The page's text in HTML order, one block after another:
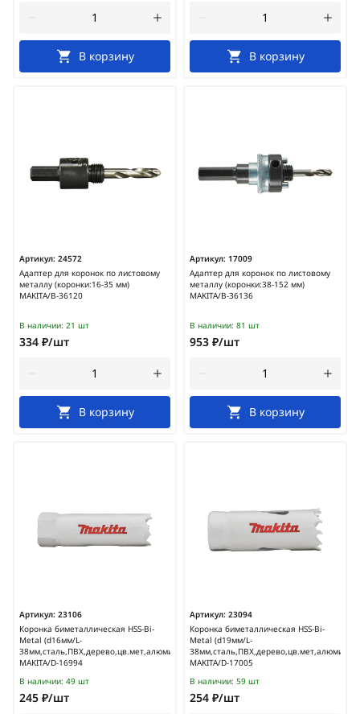
В корзину В корзину
Артикул: 24572
Адаптер для коронок по листовому
металлу (коронки:16-35 мм)
MAKITA/B-36120
В наличии: 21 шт
334 ₽/шт
В корзину
Артикул: 17009
Адаптер для коронок по листовому
металлу (коронки:38-152 мм)
MAKITA/B-36136
В наличии: 81 шт
953 ₽/шт
В корзину
Артикул: 23106
Коронка биметаллическая HSS-Bi-
Metal (d16мм/L-
38мм,сталь,ПВХ,дерево,цв.мет,алюминий)
MAKITA/D-16994
В наличии: 49 шт
245 ₽/шт
Артикул: 23094
Коронка биметаллическая HSS-Bi-
Metal (d19мм/L-
38мм,сталь,ПВХ,дерево,цв.мет,алюминий)
MAKITA/D-17005
В наличии: 59 шт
254 ₽/шт